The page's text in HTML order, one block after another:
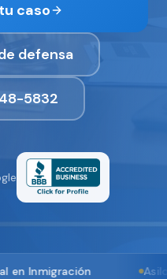
caso
defensa
5832
Inmigración Asilo